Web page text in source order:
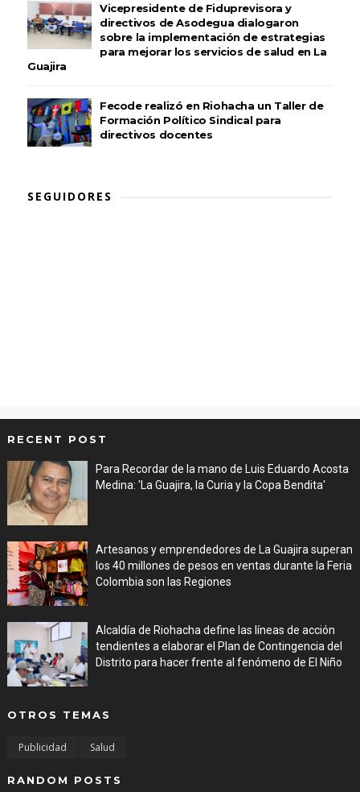
Vicepresidente de Fiduprevisora y
directivos de Asodegua dialogaron
sobre la implementación de estrategias
para mejorar los servicios de salud en La
Guajira
Fecode realizó en Riohacha un Taller de
Formación Político Sindical para
directivos docentes
SEGUIDORES
RECENT POST
Para Recordar de la mano de Luis Eduardo Acosta
Medina: 'La Guajira, la Curia y la Copa Bendita'
Artesanos y emprendedores de La Guajira superan
los 40 millones de pesos en ventas durante la Feria
Colombia son las Regiones
Alcaldía de Riohacha define las líneas de acción
tendientes a elaborar el Plan de Contingencia del
Distrito para hacer frente al fenómeno de El Niño
OTROS TEMAS
Publicidad Salud
RANDOM POSTS